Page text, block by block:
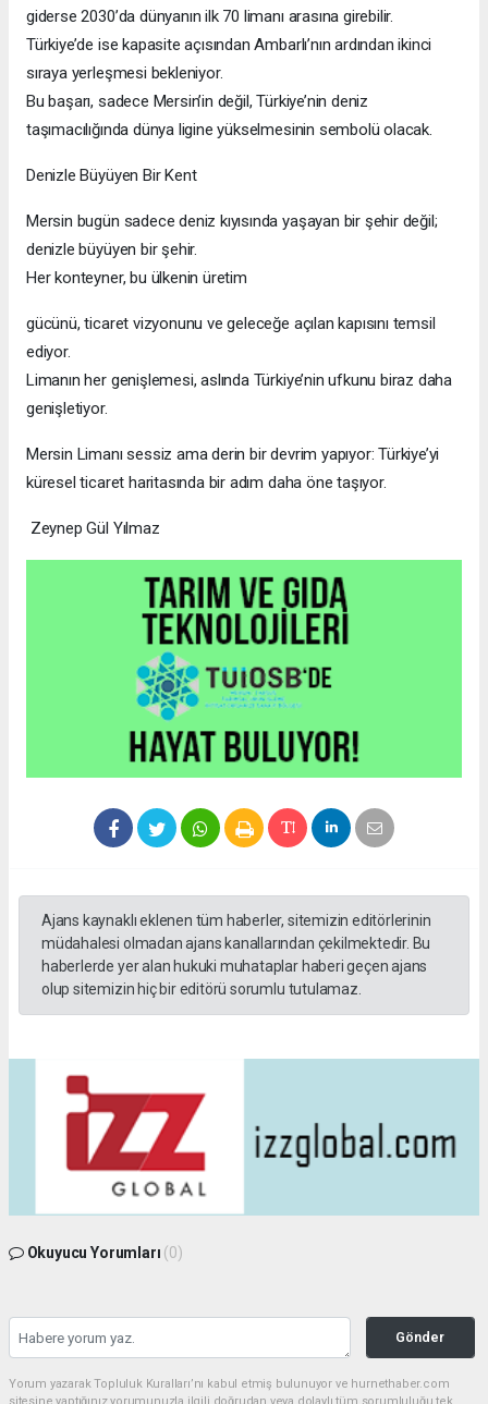
giderse 2030’da dünyanın ilk 70 limanı arasına girebilir.
Türkiye’de ise kapasite açısından Ambarlı’nın ardından ikinci
sıraya yerleşmesi bekleniyor.
Bu başarı, sadece Mersin’in değil, Türkiye’nin deniz
taşımacılığında dünya ligine yükselmesinin sembolü olacak.
Denizle Büyüyen Bir Kent
Mersin bugün sadece deniz kıyısında yaşayan bir şehir değil;
denizle büyüyen bir şehir.
Her konteyner, bu ülkenin üretim
gücünü, ticaret vizyonunu ve geleceğe açılan kapısını temsil
ediyor.
Limanın her genişlemesi, aslında Türkiye’nin ufkunu biraz daha
genişletiyor.
Mersin Limanı sessiz ama derin bir devrim yapıyor: Türkiye’yi
küresel ticaret haritasında bir adım daha öne taşıyor.
Zeynep Gül Yılmaz
Ajans kaynaklı eklenen tüm haberler, sitemizin editörlerinin
müdahalesi olmadan ajans kanallarından çekilmektedir. Bu
haberlerde yer alan hukuki muhataplar haberi geçen ajans
olup sitemizin hiç bir editörü sorumlu tutulamaz.
Okuyucu Yorumları (0)
Gönder
Yorum yazarak Topluluk Kuralları’nı kabul etmiş bulunuyor ve hurnethaber.com
sitesine yaptığınız yorumunuzla ilgili doğrudan veya dolaylı tüm sorumluluğu tek